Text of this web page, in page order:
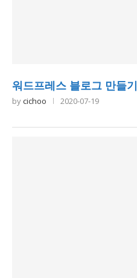
워드프레스 블로그 만들기
bycichoo 2020-07-19